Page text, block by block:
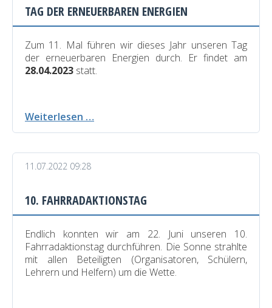
TAG DER ERNEUERBAREN ENERGIEN
Zum 11. Mal führen wir dieses Jahr unseren Tag
der erneuerbaren Energien durch. Er findet am
28.04.2023 statt.
Weiterlesen …
Energien
11.07.2022 09:28
10. FAHRRADAKTIONSTAG
Endlich konnten wir am 22. Juni unseren 10.
Fahrradaktionstag durchführen. Die Sonne strahlte
mit allen Beteiligten (Organisatoren, Schülern,
Lehrern und Helfern) um die Wette.